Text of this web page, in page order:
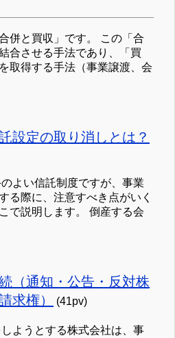
併と買収」です。 この「合
合させる手法であり、「買
取得する手法（事業譲渡、会
設定の取り消しとは？
よい信託制度ですが、事業
る際に、注意すべき点がいく
で説明します。 倒産する会
（通知・公告・反対株
求権）
(41pv)
ようとする株式会社は、事